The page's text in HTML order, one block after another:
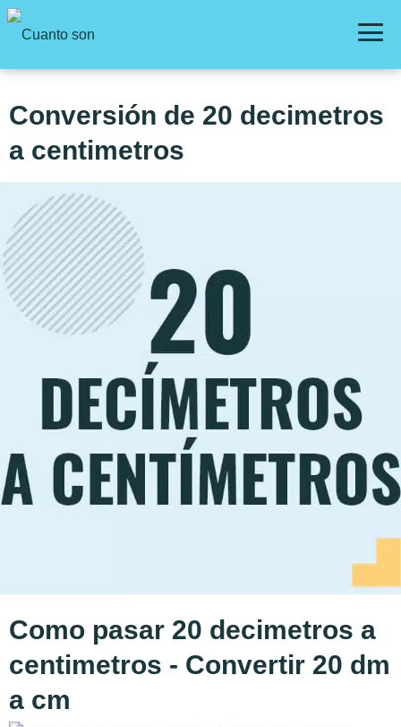
Conversión de 20 decimetros
a centimetros
Como pasar 20 decimetros a
centimetros - Convertir 20 dm
a cm